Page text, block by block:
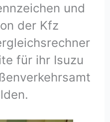
und
der Kfz
für ihr Isuzu